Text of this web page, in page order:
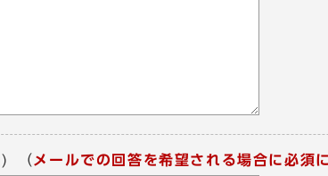
（ メールでの回答を希望される場合に必須